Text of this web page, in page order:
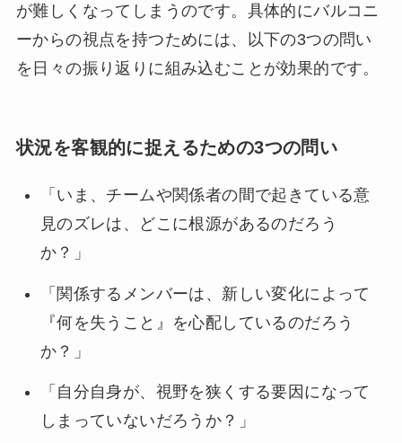
が難しくなってしまうのです。具体的にバルコニ
ーからの視点を持つためには、以下の3つの問い
を日々の振り返りに組み込むことが効果的です。
状況を客観的に捉えるための3つの問い
「いま、チームや関係者の間で起きている意
見のズレは、どこに根源があるのだろう
か？」
「関係するメンバーは、新しい変化によって
『何を失うこと』を心配しているのだろう
か？」
「自分自身が、視野を狭くする要因になって
しまっていないだろうか？」